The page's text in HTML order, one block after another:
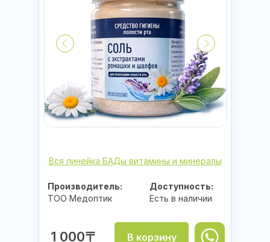
Вся линейка БАДы витамины и минералы
Производитель:
ТОО Медоптик
Доступность:
Есть в наличии
1 000〒 В корзину